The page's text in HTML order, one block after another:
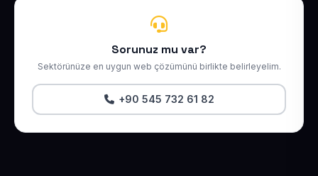
Sorunuz mu var?
Sektörünüze en uygun web çözümünü birlikte belirleyelim.
+90 545 732 61 82